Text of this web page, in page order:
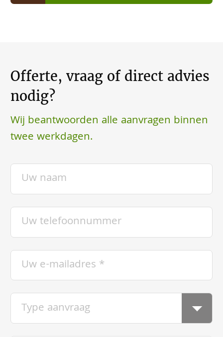
Offerte, vraag of direct advies
nodig?
Wij beantwoorden alle aanvragen binnen
twee werkdagen.